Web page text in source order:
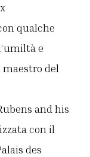
qualche
e
del
and his
con il
des